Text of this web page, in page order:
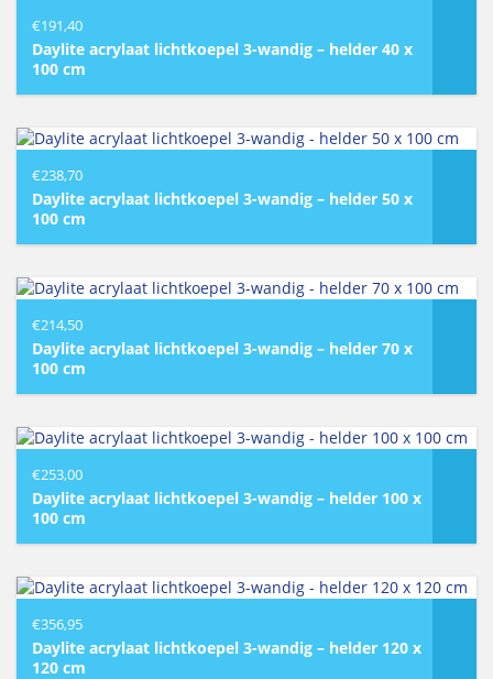
€191,40
Daylite acrylaat lichtkoepel 3-wandig – helder 40 x
100 cm
€238,70
Daylite acrylaat lichtkoepel 3-wandig – helder 50 x
100 cm
€214,50
Daylite acrylaat lichtkoepel 3-wandig – helder 70 x
100 cm
€253,00
Daylite acrylaat lichtkoepel 3-wandig – helder 100 x
100 cm
€356,95
Daylite acrylaat lichtkoepel 3-wandig – helder 120 x
120 cm